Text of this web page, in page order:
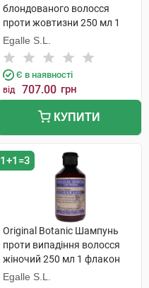
блондованого волосся
проти жовтизни 250 мл 1
флакон
Egalle S.L.
Є в наявності
від 707.00 грн
КУПИТИ
1+1=3
Original Botanic Шампунь
проти випадіння волосся
жіночий 250 мл 1 флакон
Egalle S.L.